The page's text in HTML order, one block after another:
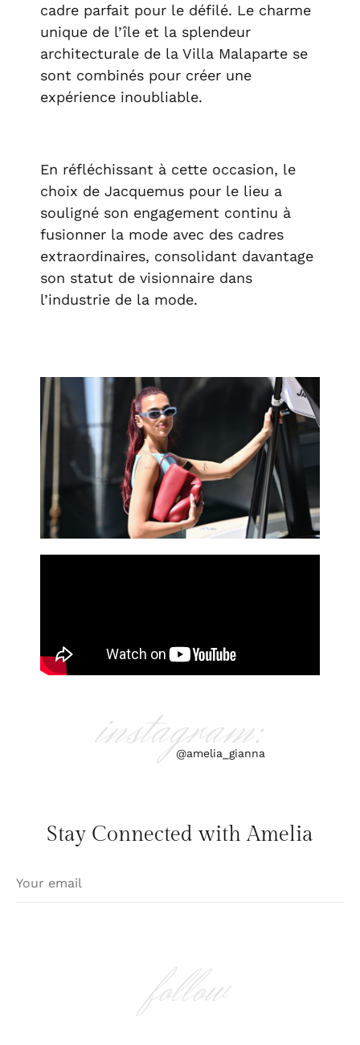
cadre parfait pour le défilé. Le charme
unique de l’île et la splendeur
architecturale de la Villa Malaparte se
sont combinés pour créer une
expérience inoubliable.
En réfléchissant à cette occasion, le
choix de Jacquemus pour le lieu a
souligné son engagement continu à
fusionner la mode avec des cadres
extraordinaires, consolidant davantage
son statut de visionnaire dans
l’industrie de la mode.
instagram:
@amelia_gianna
Stay Connected with Amelia
follow